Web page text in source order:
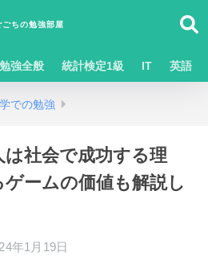
ごちの勉強部屋
勉強全般 統計検定1級 IT 英語
での勉強
社会で成功する理
ームの価値も解説し
年1月19日